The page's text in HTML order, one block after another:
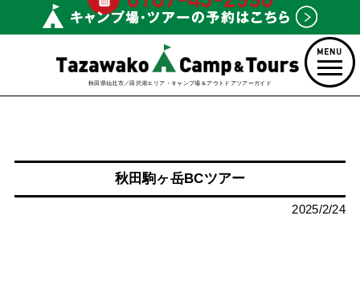
秋田県仙北市／田沢湖エリア・キャンプ場＆アウトドアツアーガイド
秋田駒ヶ岳BCツアー
2025/2/24